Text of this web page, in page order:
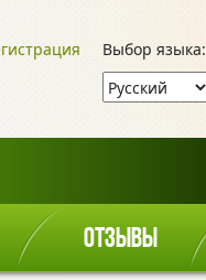
Выбор языка:
ОТЗЫВЫ